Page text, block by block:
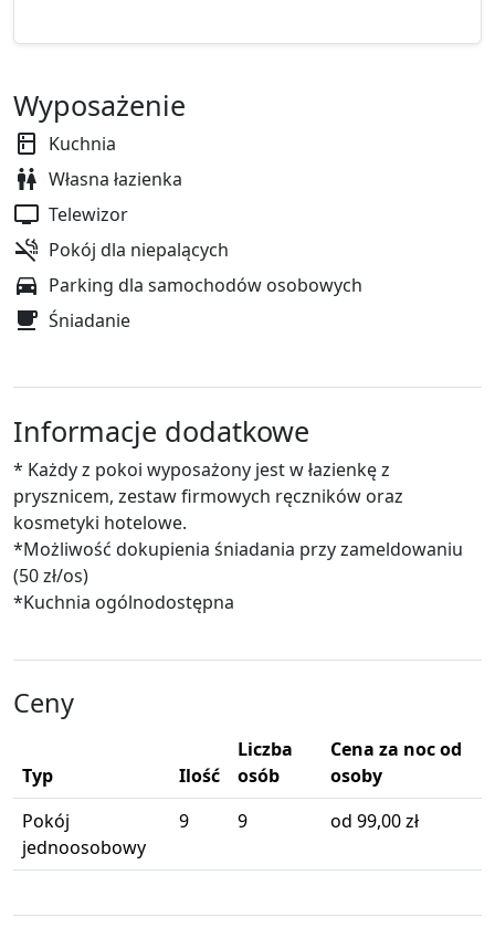
Wyposażenie
Kuchnia
Własna łazienka
Telewizor
Pokój dla niepalących
Parking dla samochodów osobowych
Śniadanie
Informacje dodatkowe
* Każdy z pokoi wyposażony jest w łazienkę z
prysznicem, zestaw firmowych ręczników oraz
kosmetyki hotelowe.
*Możliwość dokupienia śniadania przy zameldowaniu
(50 zł/os)
*Kuchnia ogólnodostępna
Ceny
Typ Ilość
Liczba
osób
Cena za noc od
osoby
Pokój
jednoosobowy
9 9 od 99,00 zł